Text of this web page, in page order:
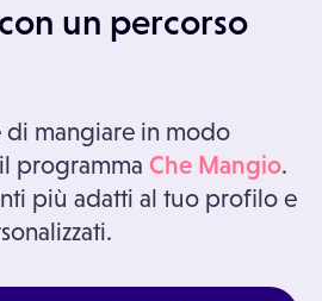
un percorso
di mangiare in modo
programma Che Mangio.
più adatti al tuo profilo e